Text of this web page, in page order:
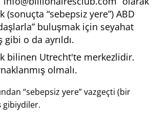
(sonuçta sebepsiz yere ) ABD
buluşmak için seyahat
o da ayrıldı.
bilinen Utrecht'te merkezlidir.
olmalı.
sebepsiz yere vazgeçti (bir
gibiydiler.